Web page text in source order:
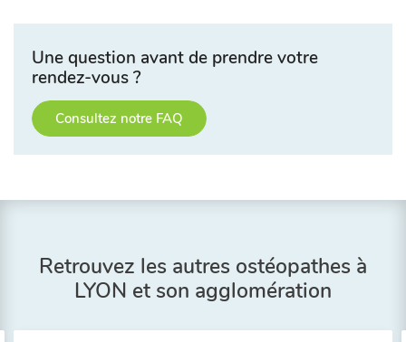
Une question avant de prendre votre
rendez-vous ?
Consultez notre FAQ
Retrouvez les autres ostéopathes à
LYON et son agglomération